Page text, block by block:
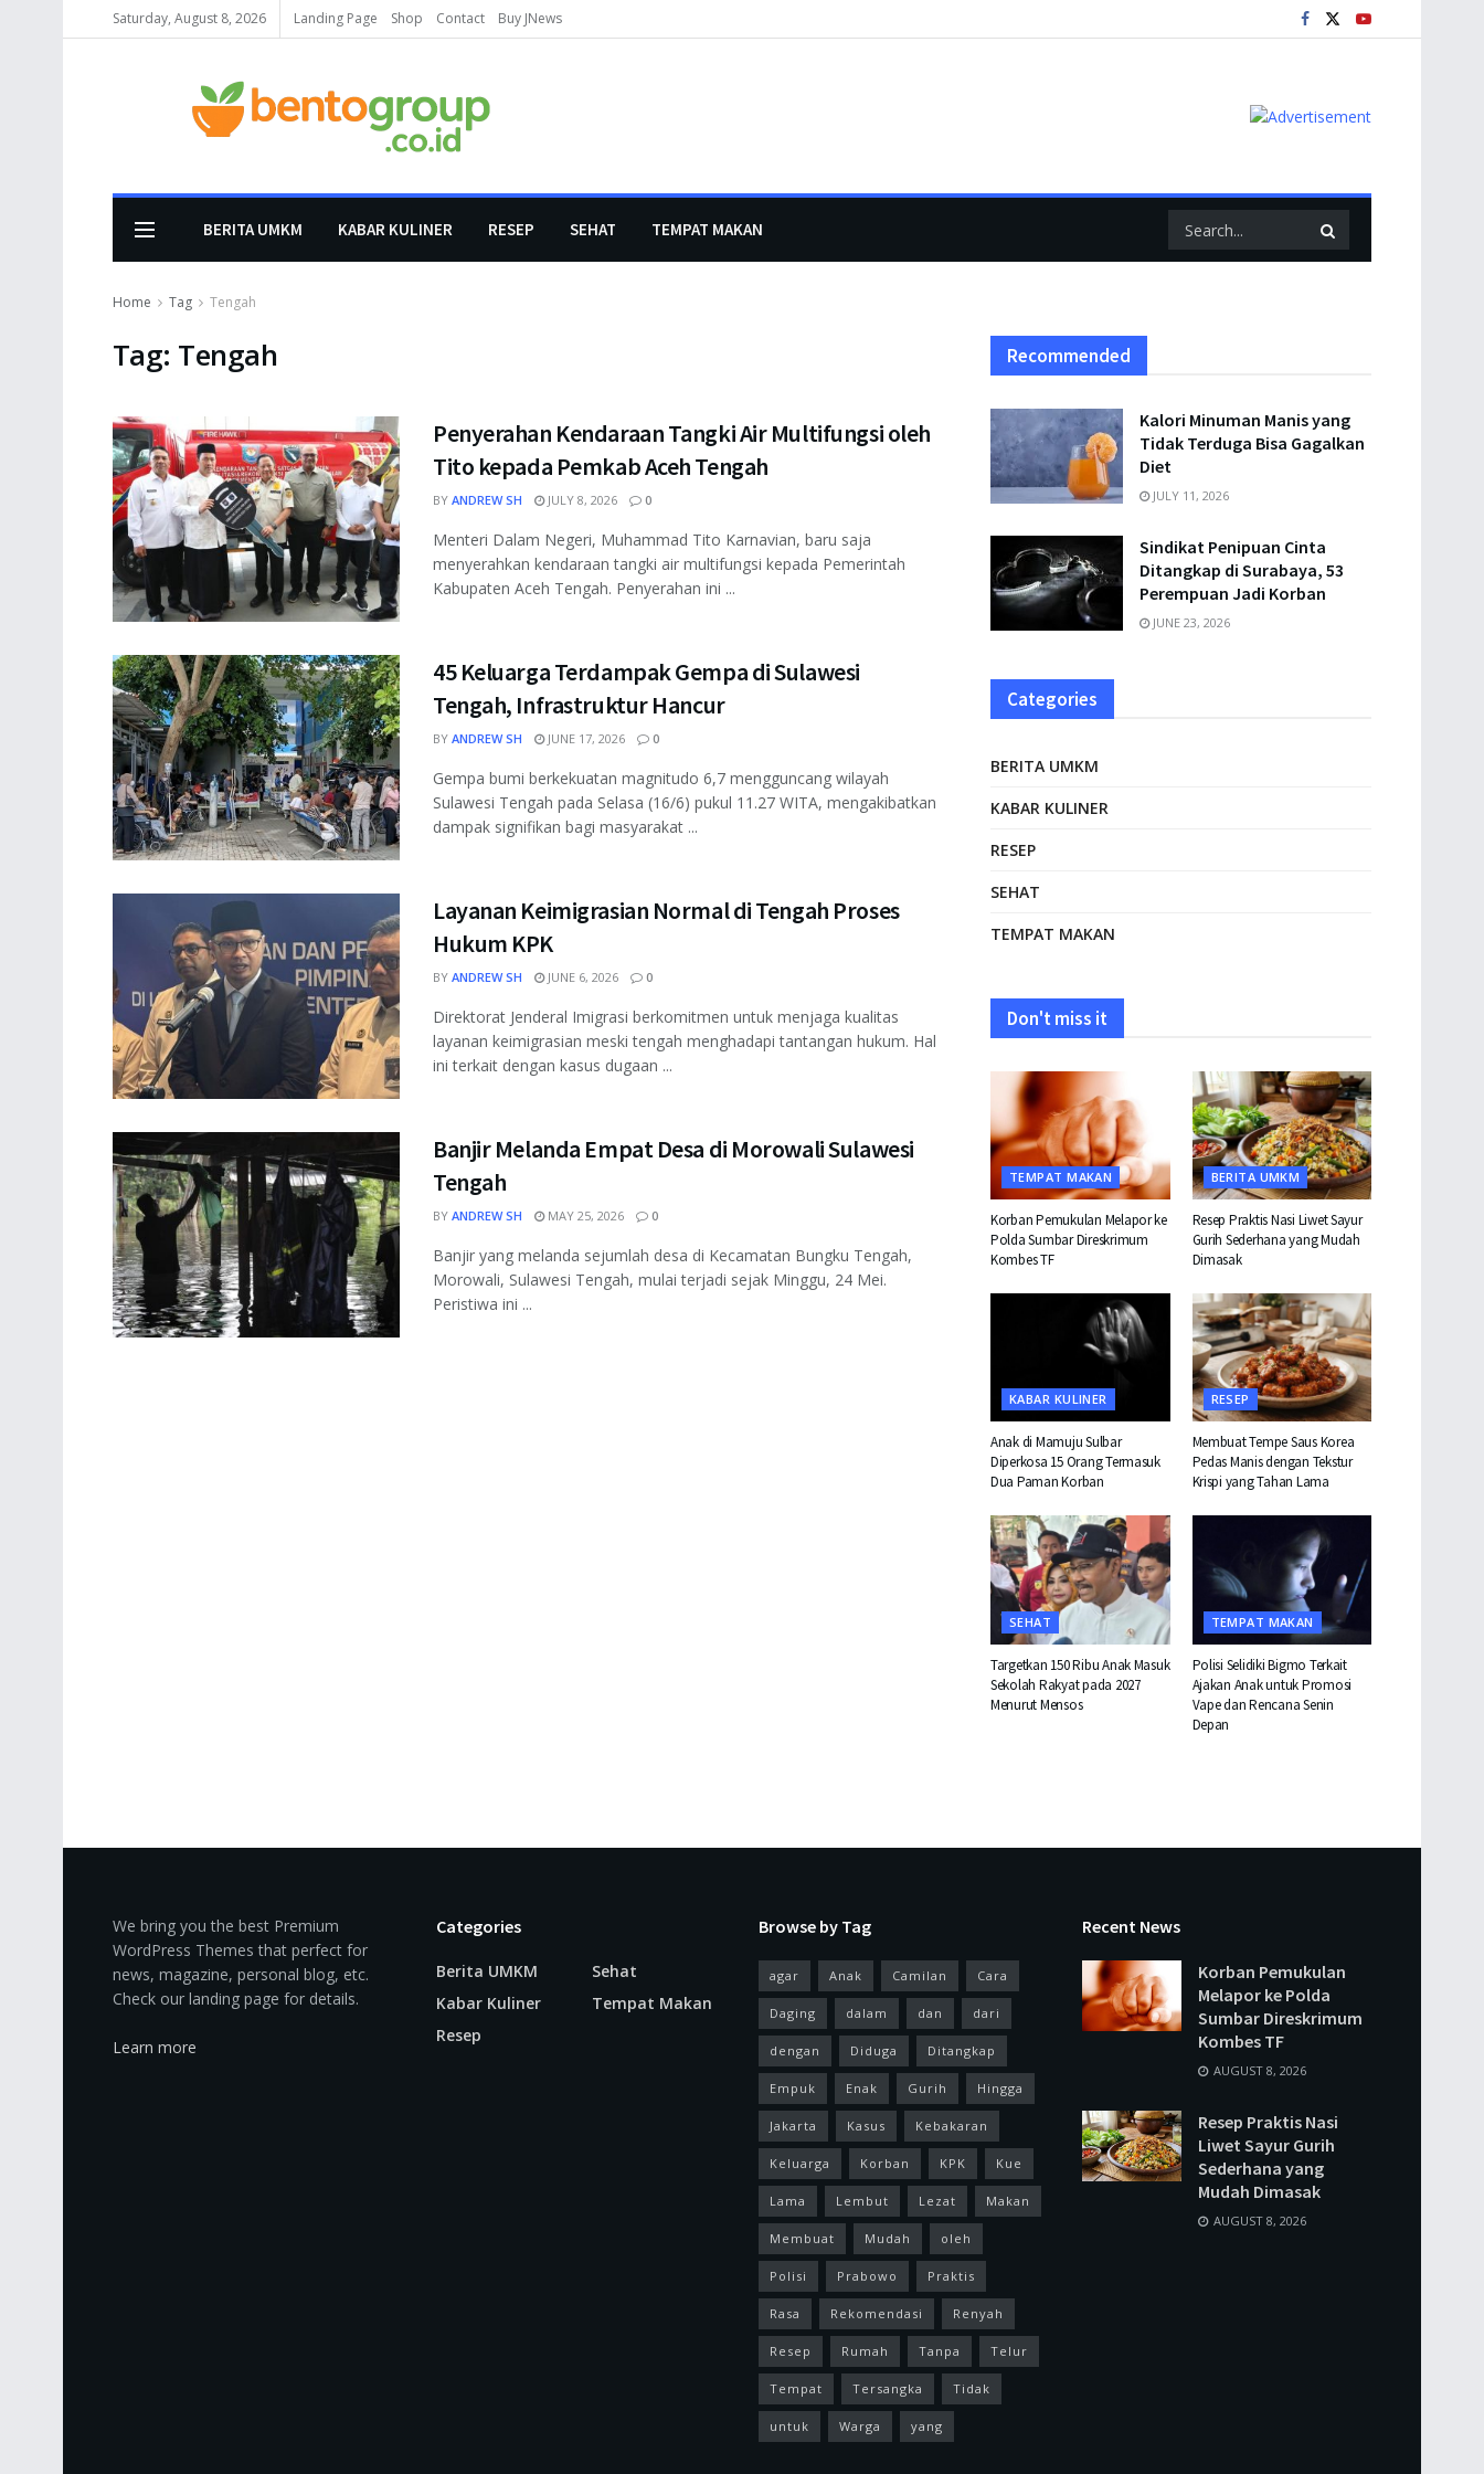
Saturday, August 8, 2026 Landing Page Shop Contact Buy JNews
BERITA UMKM KABAR KULINER RESEP SEHAT TEMPAT MAKAN
Home Tag Tengah
Tag: Tengah
Penyerahan Kendaraan Tangki Air Multifungsi oleh
Tito kepada Pemkab Aceh Tengah
BY ANDREW SH JULY 8, 2026 0
Menteri Dalam Negeri, Muhammad Tito Karnavian, baru saja
menyerahkan kendaraan tangki air multifungsi kepada Pemerintah
Kabupaten Aceh Tengah. Penyerahan ini ...
45 Keluarga Terdampak Gempa di Sulawesi
Tengah, Infrastruktur Hancur
BY ANDREW SH JUNE 17, 2026 0
Gempa bumi berkekuatan magnitudo 6,7 mengguncang wilayah
Sulawesi Tengah pada Selasa (16/6) pukul 11.27 WITA, mengakibatkan
dampak signifikan bagi masyarakat ...
Layanan Keimigrasian Normal di Tengah Proses
Hukum KPK
BY ANDREW SH JUNE 6, 2026 0
Direktorat Jenderal Imigrasi berkomitmen untuk menjaga kualitas
layanan keimigrasian meski tengah menghadapi tantangan hukum. Hal
ini terkait dengan kasus dugaan ...
Banjir Melanda Empat Desa di Morowali Sulawesi
Tengah
BY ANDREW SH MAY 25, 2026 0
Banjir yang melanda sejumlah desa di Kecamatan Bungku Tengah,
Morowali, Sulawesi Tengah, mulai terjadi sejak Minggu, 24 Mei.
Peristiwa ini ...
Recommended
Kalori Minuman Manis yang
Tidak Terduga Bisa Gagalkan
Diet
JULY 11, 2026
Sindikat Penipuan Cinta
Ditangkap di Surabaya, 53
Perempuan Jadi Korban
JUNE 23, 2026
Categories
BERITA UMKM
KABAR KULINER
RESEP
SEHAT
TEMPAT MAKAN
Don't miss it
TEMPAT MAKAN
Korban Pemukulan Melapor ke
Polda Sumbar Direskrimum
Kombes TF
BERITA UMKM
Resep Praktis Nasi Liwet Sayur
Gurih Sederhana yang Mudah
Dimasak
KABAR KULINER
Anak di Mamuju Sulbar
Diperkosa 15 Orang Termasuk
Dua Paman Korban
RESEP
Membuat Tempe Saus Korea
Pedas Manis dengan Tekstur
Krispi yang Tahan Lama
SEHAT
Targetkan 150 Ribu Anak Masuk
Sekolah Rakyat pada 2027
Menurut Mensos
TEMPAT MAKAN
Polisi Selidiki Bigmo Terkait
Ajakan Anak untuk Promosi
Vape dan Rencana Senin
Depan
We bring you the best Premium
WordPress Themes that perfect for
news, magazine, personal blog, etc.
Check our landing page for details.
Learn more
Categories
Berita UMKM
Kabar Kuliner
Resep
Sehat
Tempat Makan
Browse by Tag
agar Anak Camilan Cara
Daging dalam dan dari
dengan Diduga Ditangkap
Empuk Enak Gurih Hingga
Jakarta Kasus Kebakaran
Keluarga Korban KPK Kue
Lama Lembut Lezat Makan
Membuat Mudah oleh
Polisi Prabowo Praktis
Rasa Rekomendasi Renyah
Resep Rumah Tanpa Telur
Tempat Tersangka Tidak
untuk Warga yang
Recent News
Korban Pemukulan
Melapor ke Polda
Sumbar Direskrimum
Kombes TF
AUGUST 8, 2026
Resep Praktis Nasi
Liwet Sayur Gurih
Sederhana yang
Mudah Dimasak
AUGUST 8, 2026